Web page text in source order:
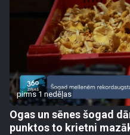
pirms 1 nedēļas
Ogas un sēnes šogad
punktos to krietni